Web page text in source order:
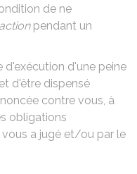
de ne
pendant un
d'exécution d'une peine
d'être dispensé
contre vous, à
obligations
a jugé et/ou par le